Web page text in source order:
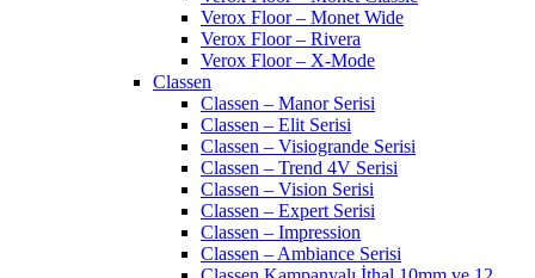
Verox Floor – Monet Wide
Verox Floor – Rivera
Verox Floor – X-Mode
Classen
Classen – Manor Serisi
Classen – Elit Serisi
Classen – Visiogrande Serisi
Classen – Trend 4V Serisi
Classen – Vision Serisi
Classen – Expert Serisi
Classen – Impression
Classen – Ambiance Serisi